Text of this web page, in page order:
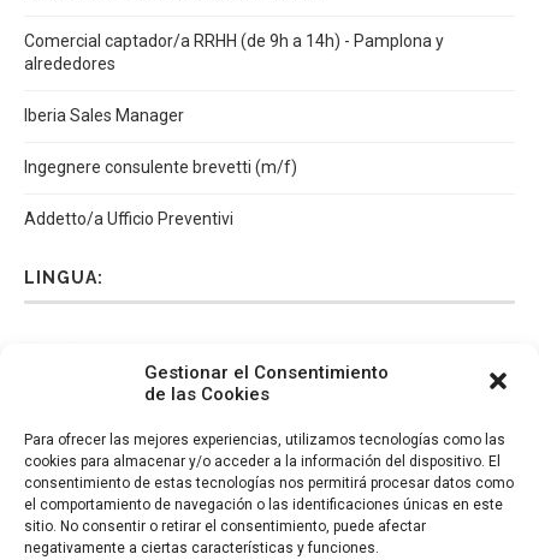
Gestionar el Consentimiento
de las Cookies
Para ofrecer las mejores experiencias, utilizamos tecnologías como las
cookies para almacenar y/o acceder a la información del dispositivo. El
consentimiento de estas tecnologías nos permitirá procesar datos como
el comportamiento de navegación o las identificaciones únicas en este
sitio. No consentir o retirar el consentimiento, puede afectar
negativamente a ciertas características y funciones.
Comercial captador/a RRHH (de 9h a 14h) - Pamplona y
alrededores
Iberia Sales Manager
Ingegnere consulente brevetti (m/f)
Addetto/a Ufficio Preventivi
LINGUA: